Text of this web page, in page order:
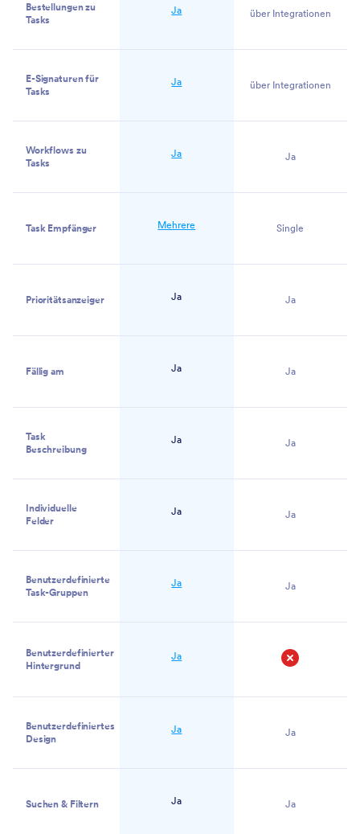
Bestellungen zu
Tasks
Ja über Integrationen
E-Signaturen für
Tasks
Ja über Integrationen
Workflows zu
Tasks
Ja Ja
Task Empfänger Mehrere Single
Prioritätsanzeiger Ja Ja
Fällig am Ja Ja
Task
Beschreibung
Ja Ja
Individuelle
Felder
Ja Ja
Benutzerdefinierte
Task-Gruppen
Ja Ja
Benutzerdefinierter
Hintergrund
Ja
Benutzerdefiniertes
Design
Ja Ja
Suchen & Filtern Ja Ja